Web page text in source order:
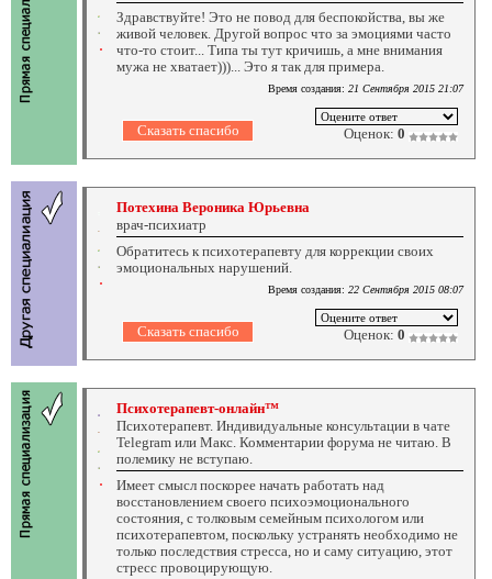
Здравствуйте! Это не повод для беспокойства, вы же
живой человек. Другой вопрос что за эмоциями часто
что-то стоит... Типа ты тут кричишь, а мне внимания
мужа не хватает)))... Это я так для примера.
Время создания: 21 Сентября 2015 21:07
Оценок: 0
Потехина Вероника Юрьевна
врач-психиатр
Обратитесь к психотерапевту для коррекции своих
эмоциональных нарушений.
Время создания: 22 Сентября 2015 08:07
Оценок: 0
Психотерапевт-онлайн™
Психотерапевт. Индивидуальные консультации в чате
Telegram или Макс. Комментарии форума не читаю. В
полемику не вступаю.
Имеет смысл поскорее начать работать над
восстановлением своего психоэмоционального
состояния, с толковым семейным психологом или
психотерапевтом, поскольку устранять необходимо не
только последствия стресса, но и саму ситуацию, этот
стресс провоцирующую.